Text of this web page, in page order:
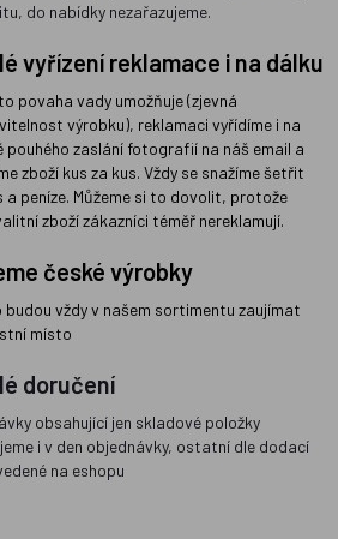
do nabídky nezařazujeme.
vyřízení reklamace i na dálku
povaha vady umožňuje (zjevná
výrobku), reklamaci vyřídíme i na
pouhého zaslání fotografií na náš email a
zboží kus za kus. Vždy se snažíme šetřit
a peníze. Můžeme si to dovolit, protože
zboží zákazníci téměř nereklamují.
české výrobky
vždy v našem sortimentu zaujímat
místo
doručení
obsahující jen skladové položky
i v den objednávky, ostatní dle dodací
na eshopu